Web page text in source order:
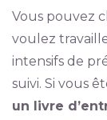
Vous pouvez
voulez
intensifs de
suivi. Si vous
un livre